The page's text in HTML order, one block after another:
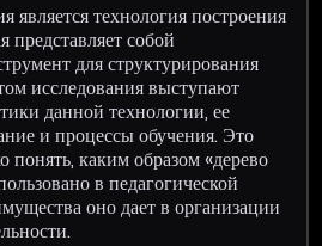
является технология построения
представляет собой
для структурирования
исследования выступают
данной технологии, ее
и процессы обучения. Это
понять, каким образом «дерево
в педагогической
оно дает в организации